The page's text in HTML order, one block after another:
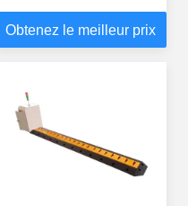
protection du périmètre
Obtenez le meilleur prix